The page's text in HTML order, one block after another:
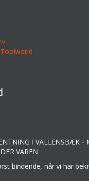
I VALLENSBÆK -
VAREN
bindende, når vi har